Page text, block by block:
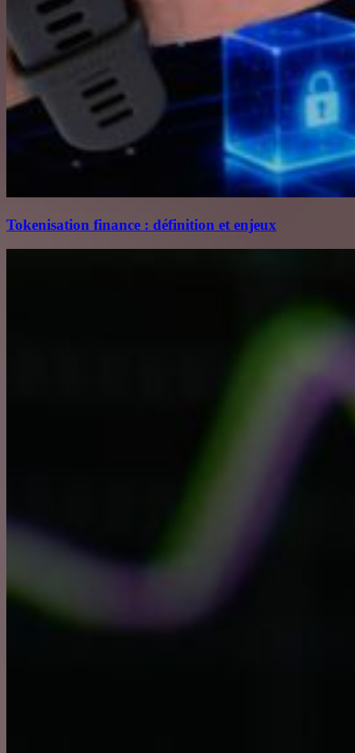
Tokenisation finance : définition et enjeux